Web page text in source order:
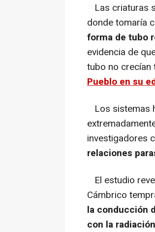
Las criaturas
donde tomaría
forma de tubo
evidencia de
tubo no crecían
Pueblo en su
Los sistemas
investigadores
relaciones
El estudio
Cámbrico
la conducción
con la